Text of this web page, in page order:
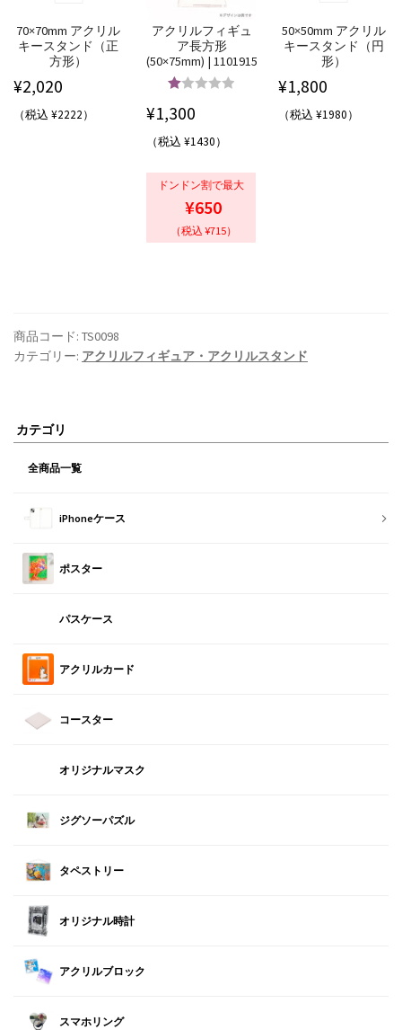
70×70mm アクリル
キースタンド（正
方形）
¥2,020
（税込 ¥2222）
アクリルフィギュ
ア長方形
(50×75mm) | 1101915
の評価
¥1,300
（税込 ¥1430）
ドンドン割で最大
¥650
（税込 ¥715）
50×50mm アクリル
キースタンド（円
形）
¥1,800
（税込 ¥1980）
商品コード: TS0098
カテゴリー: アクリルフィギュア・アクリルスタンド
カテゴリ
全商品一覧
iPhoneケース
ポスター
パスケース
アクリルカード
コースター
オリジナルマスク
ジグソーパズル
タペストリー
オリジナル時計
アクリルブロック
スマホリング